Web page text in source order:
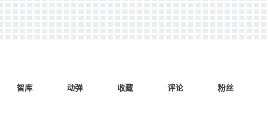
智库 动弹 收藏 评论 粉丝